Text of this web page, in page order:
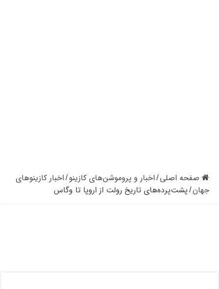
صفحه اصلی/ اخبار و پروموشن‌های کازینو / اخبار کازینوهای
جهان/ پشت‌پرده‌های تاریخ رولت از اروپا تا وگاس